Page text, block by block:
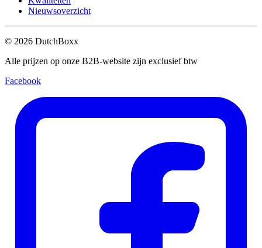
Nieuwsoverzicht
© 2026 DutchBoxx
Alle prijzen op onze B2B-website zijn exclusief btw
Facebook